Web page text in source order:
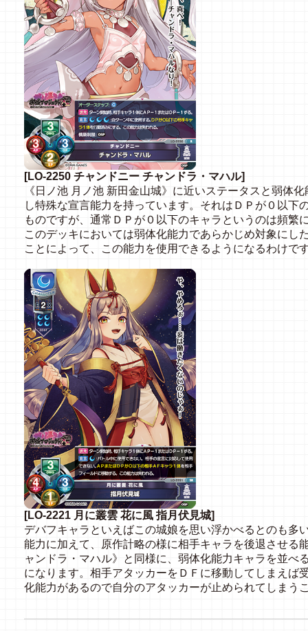
[LO-2250 チャンドニー チャンドラ・マハル]
《日ノ池 月ノ池 新田金山城》に近いステータスと弱体
し特殊な宣言能力を持っています。それはＤＰが０以
ものですが、通常ＤＰが０以下のキャラというのは頻繁
このデッキにおいては弱体化能力であらかじめ対象にし
ことによって、この能力を使用できるようになるわけで
[LO-2221 月に叢雲 花に風 指月伏見城]
デバフキャラといえばこの城娘を思い浮かべるとのも多
能力に加えて、原作計略の様に相手キャラを後退させる
ャンドラ・マハル》と同様に、弱体化能力キャラを並べ
になります。相手アタッカーをＤＦに移動してしまえば
化能力があるので自分のアタッカーが止められてしまう